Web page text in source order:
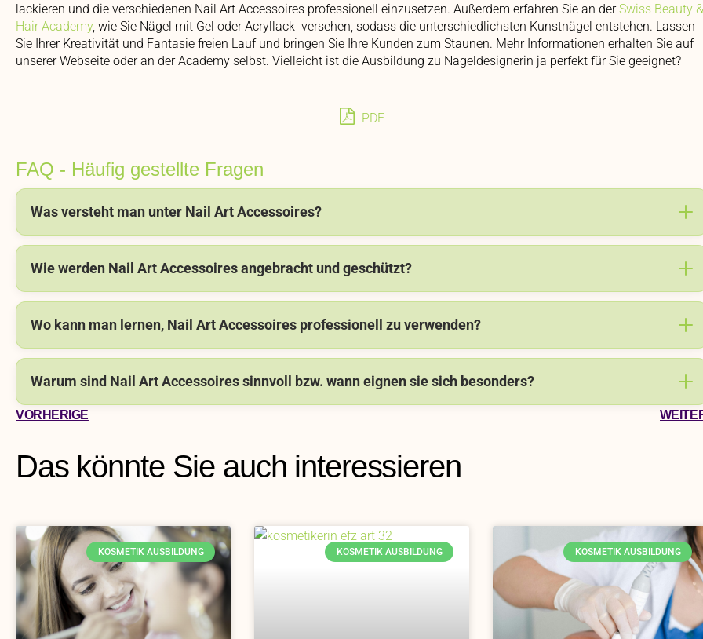
lackieren und die verschiedenen Nail Art Accessoires professionell einzusetzen. Außerdem erfahren Sie an derSwiss Beauty &
Hair Academy, wie Sie Nägel mit Gel oder Acryllack versehen, sodass die unterschiedlichsten Kunstnägel entstehen. Lassen
Sie Ihrer Kreativität und Fantasie freien Lauf und bringen Sie Ihre Kunden zum Staunen. Mehr Informationen erhalten Sie auf
unserer Webseite oder an der Academy selbst. Vielleicht ist die Ausbildung zu Nageldesignerin ja perfekt für Sie geeignet?
PDF
FAQ - Häufig gestellte Fragen
Was versteht man unter Nail Art Accessoires?
Wie werden Nail Art Accessoires angebracht und geschützt?
Wo kann man lernen, Nail Art Accessoires professionell zu verwenden?
Warum sind Nail Art Accessoires sinnvoll bzw. wann eignen sie sich besonders?
VORHERIGE
Das könnte Sie auch interessieren
KOSMETIK AUSBILDUNG KOSMETIK AUSBILDUNG KOSMETIK AUSBILDUNG